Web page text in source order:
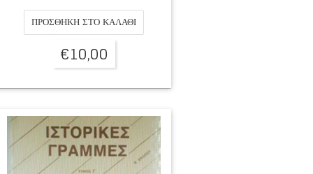
ΠΡΟΣΘΉΚΗ ΣΤΟ ΚΑΛΆΘΙ
€10,00